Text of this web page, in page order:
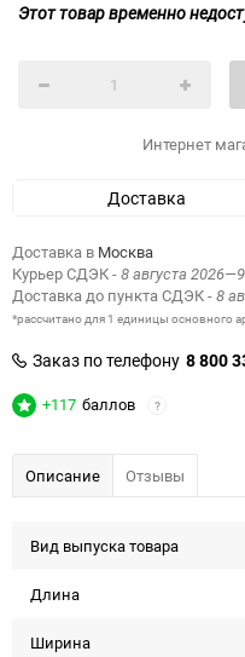
Этот товар временно
Интернет
Доставка
Доставка в Москва
Курьер СДЭК- 8 августа
Доставка до пункта СДЭК- 8
*рассчитано для 1 единицы основного
Заказ по телефону 8 800
+117 баллов ?
Описание Отзывы
Вид выпуска товара
Длина
Ширина